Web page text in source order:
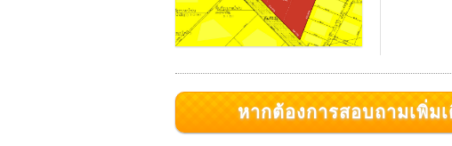
หากต้องการสอบถามเพิ่ม